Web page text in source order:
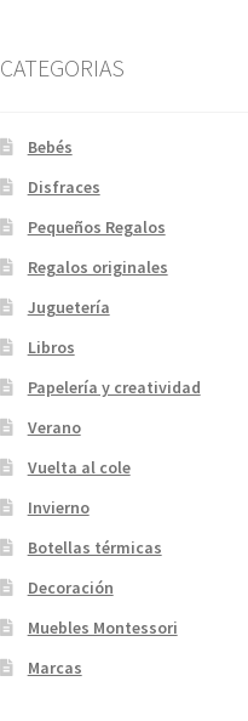
CATEGORIAS
Bebés
Disfraces
Pequeños Regalos
Regalos originales
Juguetería
Libros
Papelería y creatividad
Verano
Vuelta al cole
Invierno
Botellas térmicas
Decoración
Muebles Montessori
Marcas